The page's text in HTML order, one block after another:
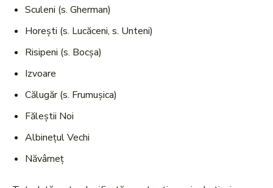
Sculeni (s. Gherman)
Horești (s. Lucăceni, s. Unteni)
Risipeni (s. Bocșa)
Izvoare
Călugăr (s. Frumușica)
Făleștii Noi
Albinețul Vechi
Năvârneț